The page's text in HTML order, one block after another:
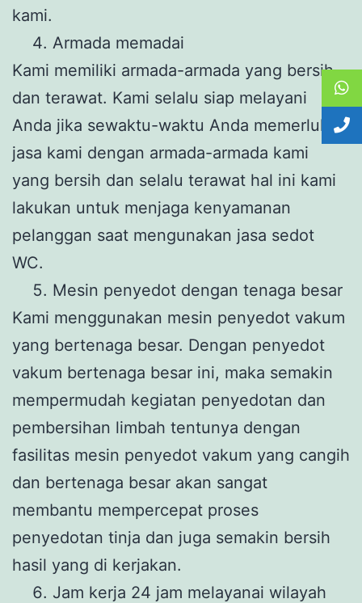
kami.
Armada memadai
Kami memiliki armada-armada yang bersih
dan terawat. Kami selalu siap melayani
Anda jika sewaktu-waktu Anda memerlukan
jasa kami dengan armada-armada kami
yang bersih dan selalu terawat hal ini kami
lakukan untuk menjaga kenyamanan
pelanggan saat mengunakan jasa sedot
WC.
Mesin penyedot dengan tenaga besar
Kami menggunakan mesin penyedot vakum
yang bertenaga besar. Dengan penyedot
vakum bertenaga besar ini, maka semakin
mempermudah kegiatan penyedotan dan
pembersihan limbah tentunya dengan
fasilitas mesin penyedot vakum yang cangih
dan bertenaga besar akan sangat
membantu mempercepat proses
penyedotan tinja dan juga semakin bersih
hasil yang di kerjakan.
Jam kerja 24 jam melayanai wilayah